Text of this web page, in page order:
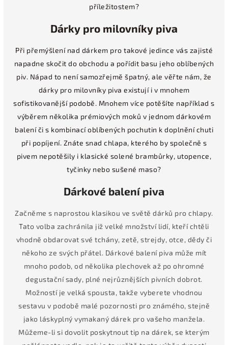
příležitostem?
Dárky pro milovníky piva
Při přemýšlení nad dárkem pro takové jedince vás zajisté
napadne skočit do obchodu a pořídit basu jeho oblíbených
piv. Nápad to není samozřejmě špatný, ale věřte nám, že
dárky pro milovníky piva existují i v mnohem
sofistikovanější podobě. Mnohem více potěšíte například s
výběrem několika prémiových moků v jednom dárkovém
balení či s kombinací oblíbených pochutin k doplnění chuti
při popíjení. Znáte snad chlapa, kterého by společně s
pivem nepotěšily i klasické solené brambůrky, utopence,
tyčinky nebo sušené maso?
Dárkové balení piva
Začněme s naprostou klasikou ve světě dárků pro chlapy.
Tato volba zachránila již velké množství lidí, kteří chtěli
vhodně obdarovat své tchány, zetě, strejdy, otce, dědy či
někoho ze svých přátel. Dárkové balení piva může mít
mnoho podob, od několika plechovek až po ohromné
degustační sady, plné nejrůznějších pivních dobrot.
Možností je velká spousta, takže vyberete vhodnou
sestavu v podobě malé pozornosti pro známého, stejně
jako láskyplný vymakaný dárek pro vašeho manžela.
Můžeme-li si dovolit poskytnout tip na dárek, se kterým